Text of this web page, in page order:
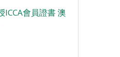
ICCA會員證書 澳